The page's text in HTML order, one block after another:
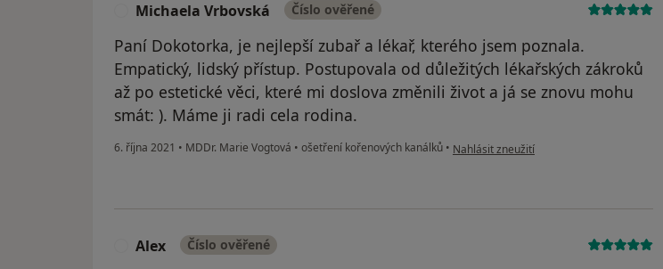
Michaela Vrbovská Číslo ověřené
Paní Dokotorka, je nejlepší zubař a lékař, kterého jsem poznala.
Empatický, lidský přístup. Postupovala od důležitých lékařských zákroků
až po estetické věci, které mi doslova změnili život a já se znovu mohu
smát: ). Máme ji radi cela rodina.
6. října 2021 • MDDr. Marie Vogtová • ošetření kořenových kanálků • podle názoru uživatele Michaela Vrbovská
Nahlásit zneužití
Alex Číslo ověřené